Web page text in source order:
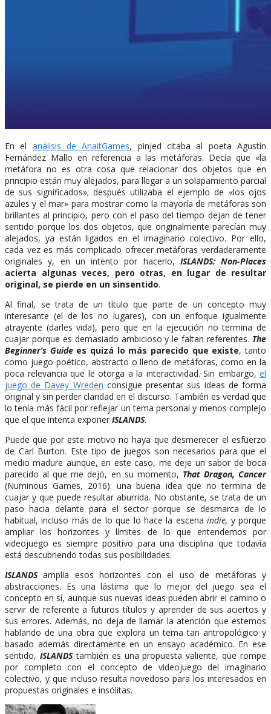
En el análisis de AnaitGames, pinjed citaba al poeta Agustín
Fernández Mallo en referencia a las metáforas. Decía que «la
metáfora no es otra cosa que relacionar dos objetos que en
principio están muy alejados, para llegar a un solapamiento parcial
de sus significados»; después utilizaba el ejemplo de «los ojos
azules y el mar» para mostrar como la mayoría de metáforas son
brillantes al principio, pero con el paso del tiempo dejan de tener
sentido porque los dos objetos, que originalmente parecían muy
alejados, ya están ligados en el imaginario colectivo. Por ello,
cada vez es más complicado ofrecer metáforas verdaderamente
originales y, en un intento por hacerlo, ISLANDS: Non-Places
acierta algunas veces, pero otras, en lugar de resultar
original, se pierde en un sinsentido.
Al final, se trata de un título que parte de un concepto muy
interesante (el de los no lugares), con un enfoque igualmente
atrayente (darles vida), pero que en la ejecución no termina de
cuajar porque es demasiado ambicioso y le faltan referentes. The
Beginner’s Guide es quizá lo más parecido que existe, tanto
como juego poético, abstracto o lleno de metáforas, como en la
poca relevancia que le otorga a la interactividad. Sin embargo, el
juego de Davey Wreden consigue presentar sus ideas de forma
original y sin perder claridad en el discurso. También es verdad que
lo tenía más fácil por reflejar un tema personal y menos complejo
que el que intenta exponer ISLANDS.
Puede que por este motivo no haya que desmerecer el esfuerzo
de Carl Burton. Este tipo de juegos son necesarios para que el
medio madure aunque, en este caso, me deje un sabor de boca
parecido al que me dejó, en su momento, That Dragon, Cancer
(Numinous Games, 2016): una buena idea que no termina de
cuajar y que puede resultar aburrida. No obstante, se trata de un
paso hacia delante para el sector porque se desmarca de lo
habitual, incluso más de lo que lo hace la escenaindie, y porque
ampliar los horizontes y límites de lo que entendemos por
videojuego es siempre positivo para una disciplina que todavía
está descubriendo todas sus posibilidades.
ISLANDSamplía esos horizontes con el uso de metáforas y
abstracciones. Es una lástima que lo mejor del juego sea el
concepto en sí, aunque sus nuevas ideas pueden abrir el camino o
servir de referente a futuros títulos y aprender de sus aciertos y
sus errores. Además, no deja de llamar la atención que estemos
hablando de una obra que explora un tema tan antropológico y
basado además directamente en un ensayo académico. En ese
sentido, ISLANDStambién es una propuesta valiente, que rompe
por completo con el concepto de videojuego del imaginario
colectivo, y que incluso resulta novedoso para los interesados en
propuestas originales e insólitas.